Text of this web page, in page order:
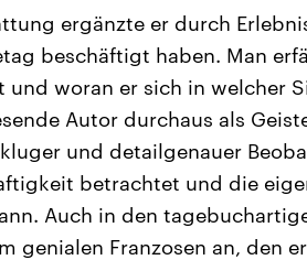
ergänzte er durch
beschäftigt haben. Man
woran er sich in welcher
Autor durchaus als
und detailgenauer
betrachtet und die
Auch in den
genialen Franzosen an, den